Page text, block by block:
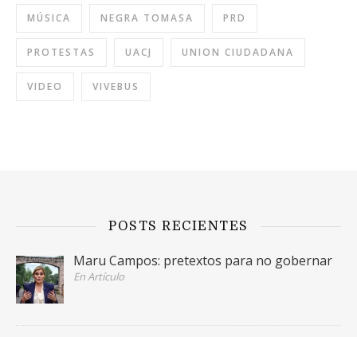
MÚSICA NEGRA TOMASA PRD
PROTESTAS UACJ UNION CIUDADANA
VIDEO VIVEBUS
POSTS RECIENTES
Maru Campos: pretextos para no gobernar
En Artículo